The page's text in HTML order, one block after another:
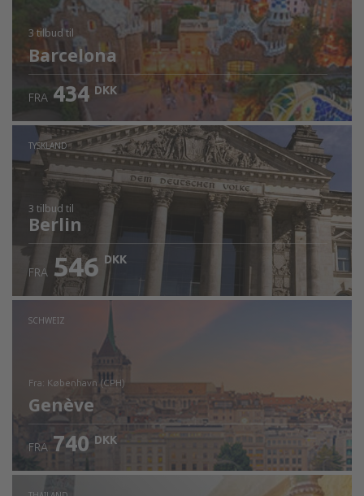
3 tilbudtil
Barcelona
FRA 434 DKK
TYSKLAND
3 tilbud til
Berlin
FRA 546 DKK
SCHWEIZ
fra: København (CPH)
Genève
FRA 740 DKK